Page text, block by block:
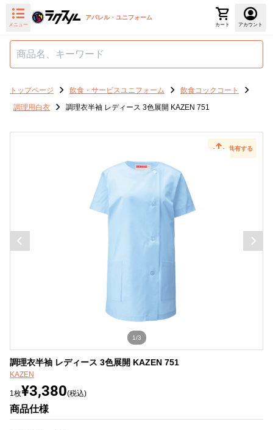
メニュー
アパレル・ユニフォーム
カート アカウント
トップページ 飲食・サービスユニフォーム
飲食コックコート
調理用白衣
調理衣半袖 レディース 3色展開 KAZEN 751
共有する
1/3
調理衣半袖 レディース 3色展開 KAZEN 751
KAZEN
1枚¥3,380(税込)
商品仕様